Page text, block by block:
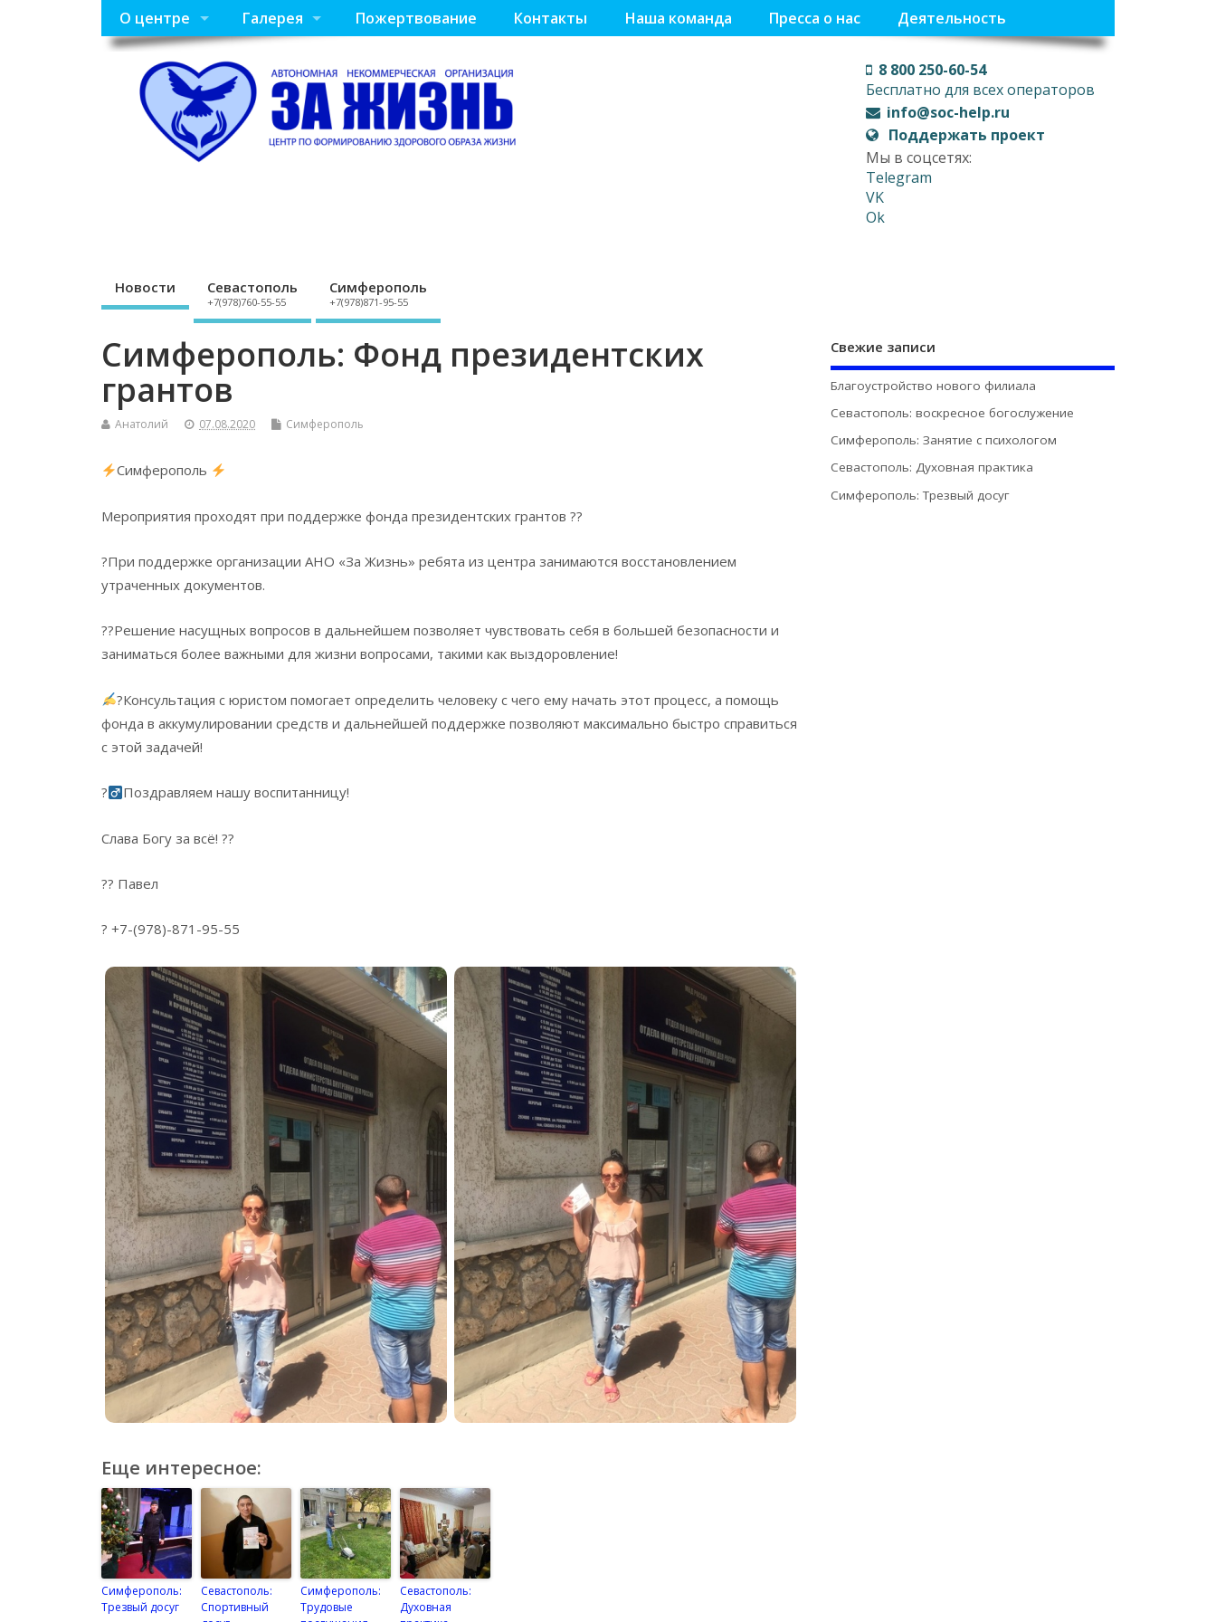
О центре Галерея Пожертвование Контакты Наша команда Пресса о нас Деятельность
8 800 250-60-54
Бесплатно для всех операторов
info@soc-help.ru
Поддержать проект
Мы в соцсетях:
Telegram
VK
Ok
Новости Севастополь
+7(978)760-55-55
Симферополь
+7(978)871-95-55
Симферополь: Фонд президентских
грантов
Анатолий 07.08.2020 Симферополь
Симферополь
Мероприятия проходят при поддержке фонда президентских грантов ??
?При поддержке организации АНО «За Жизнь» ребята из центра занимаются восстановлением
утраченных документов.
??Решение насущных вопросов в дальнейшем позволяет чувствовать себя в большей безопасности и
заниматься более важными для жизни вопросами, такими как выздоровление!
?Консультация с юристом помогает определить человеку с чего ему начать этот процесс, а помощь
фонда в аккумулировании средств и дальнейшей поддержке позволяют максимально быстро справиться
с этой задачей!
?‍ Поздравляем нашу воспитанницу!
Слава Богу за всё! ??
?? Павел
? +7-(978)-871-95-55
Еще интересное:
Симферополь:
Трезвый досуг
Севастополь:
Спортивный
Симферополь:
Трудовые
Севастополь:
Духовная
Свежие записи
Благоустройство нового филиала
Севастополь: воскресное богослужение
Симферополь: Занятие с психологом
Севастополь: Духовная практика
Симферополь: Трезвый досуг